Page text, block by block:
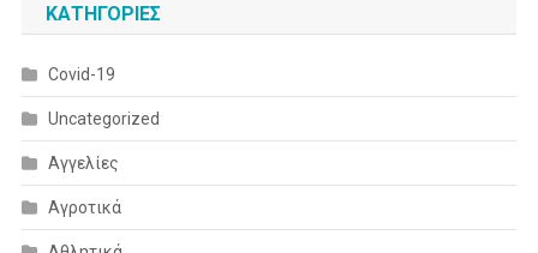
KΑΤΗΓΟΡΊΕΣ
Covid-19
Uncategorized
Αγγελίες
Αγροτικά